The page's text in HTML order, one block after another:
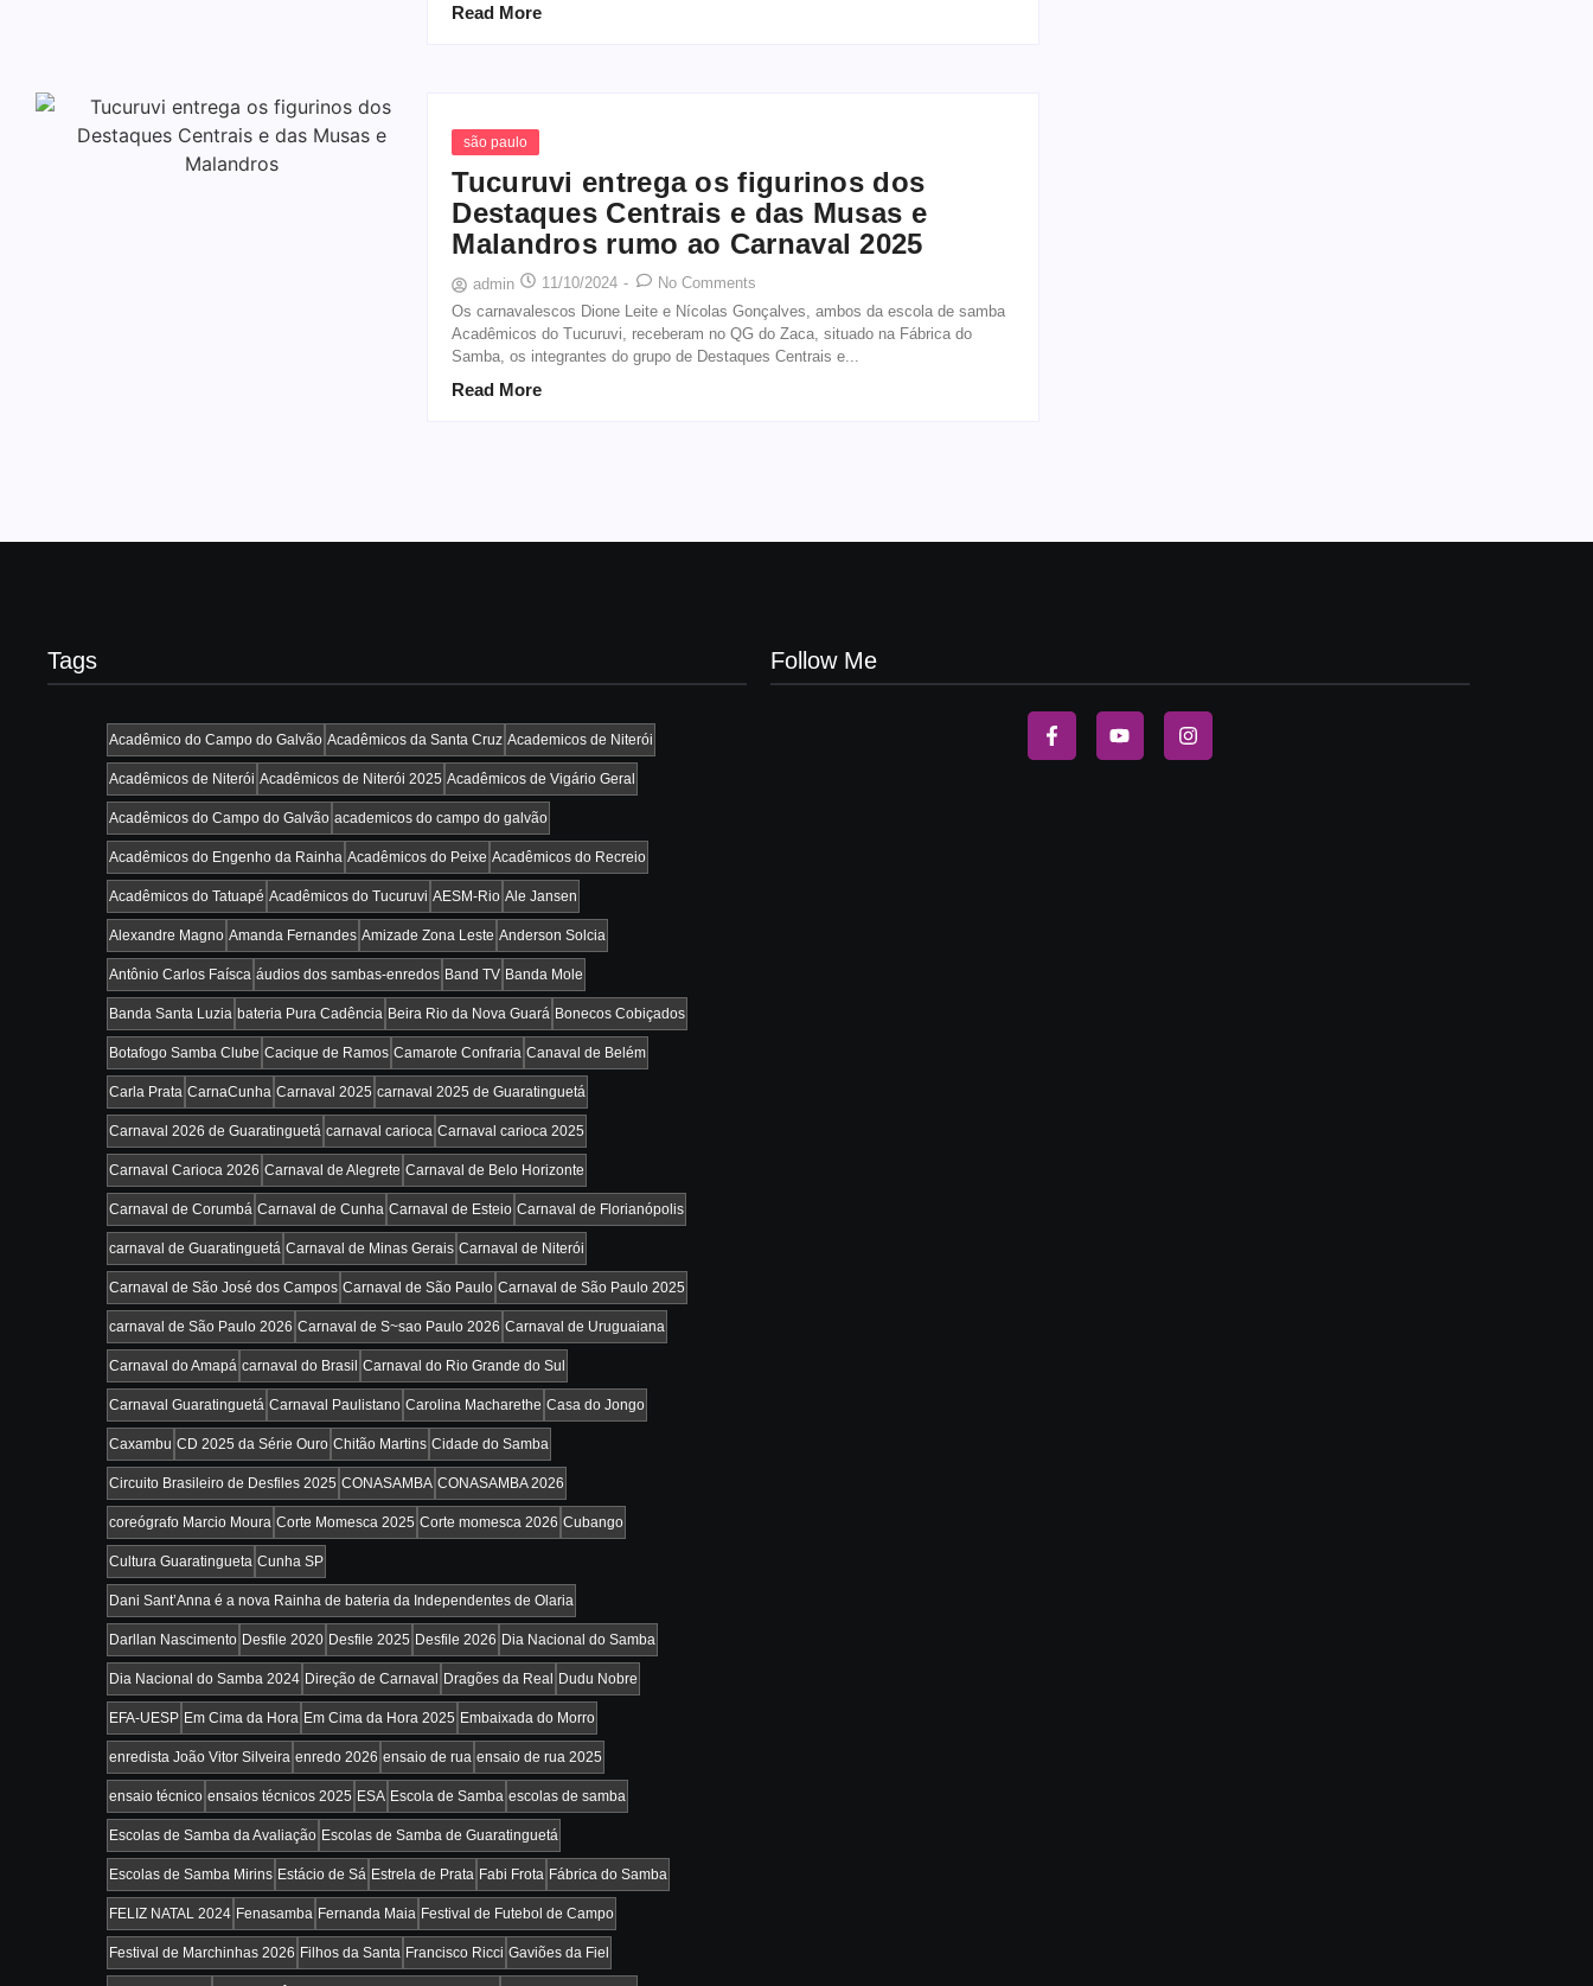
Read More
são paulo
Tucuruvi entrega os figurinos dos
Destaques Centrais e das Musas e
Malandros rumo ao Carnaval 2025
admin 11/10/2024 -
No Comments
Os carnavalescos Dione Leite e Nícolas Gonçalves, ambos da escola de samba
Acadêmicos do Tucuruvi, receberam no QG do Zaca, situado na Fábrica do
Samba, os integrantes do grupo de Destaques Centrais e...
Read More
Tags
Acadêmico do Campo do Galvão Acadêmicos da Santa Cruz Academicos de Niterói
Acadêmicos de Niterói Acadêmicos de Niterói 2025 Acadêmicos de Vigário Geral
Acadêmicos do Campo do Galvão academicos do campo do galvão
Acadêmicos do Engenho da Rainha Acadêmicos do Peixe Acadêmicos do Recreio
Acadêmicos do Tatuapé Acadêmicos do Tucuruvi AESM-Rio Ale Jansen
Alexandre Magno Amanda Fernandes Amizade Zona Leste Anderson Solcia
Antônio Carlos Faísca áudios dos sambas-enredos Band TV Banda Mole
Banda Santa Luzia bateria Pura Cadência Beira Rio da Nova Guará Bonecos Cobiçados
Botafogo Samba Clube Cacique de Ramos Camarote Confraria Canaval de Belém
Carla Prata CarnaCunha Carnaval 2025 carnaval 2025 de Guaratinguetá
Carnaval 2026 de Guaratinguetá carnaval carioca Carnaval carioca 2025
Carnaval Carioca 2026 Carnaval de Alegrete Carnaval de Belo Horizonte
Carnaval de Corumbá Carnaval de Cunha Carnaval de Esteio Carnaval de Florianópolis
carnaval de Guaratinguetá Carnaval de Minas Gerais Carnaval de Niterói
Carnaval de São José dos Campos Carnaval de São Paulo Carnaval de São Paulo 2025
carnaval de São Paulo 2026 Carnaval de S~sao Paulo 2026 Carnaval de Uruguaiana
Carnaval do Amapá carnaval do Brasil Carnaval do Rio Grande do Sul
Carnaval Guaratinguetá Carnaval Paulistano Carolina Macharethe Casa do Jongo
Caxambu CD 2025 da Série Ouro Chitão Martins Cidade do Samba
Circuito Brasileiro de Desfiles 2025 CONASAMBA CONASAMBA 2026
coreógrafo Marcio Moura Corte Momesca 2025 Corte momesca 2026 Cubango
Cultura Guaratingueta Cunha SP
Dani Sant’Anna é a nova Rainha de bateria da Independentes de Olaria
Darllan Nascimento Desfile 2020 Desfile 2025 Desfile 2026 Dia Nacional do Samba
Dia Nacional do Samba 2024 Direção de Carnaval Dragões da Real Dudu Nobre
EFA-UESP Em Cima da Hora Em Cima da Hora 2025 Embaixada do Morro
enredista João Vitor Silveira enredo 2026 ensaio de rua ensaio de rua 2025
ensaio técnico ensaios técnicos 2025 ESA Escola de Samba escolas de samba
Escolas de Samba da Avaliação Escolas de Samba de Guaratinguetá
Escolas de Samba Mirins Estácio de Sá Estrela de Prata Fabi Frota Fábrica do Samba
FELIZ NATAL 2024 Fenasamba Fernanda Maia Festival de Futebol de Campo
Festival de Marchinhas 2026 Filhos da Santa Francisco Ricci Gaviões da Fiel
Follow Me